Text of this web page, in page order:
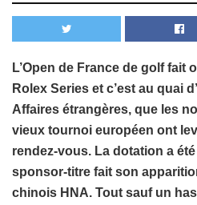
L’Open de France de golf fait
Rolex Series et c’est au quai
Affaires étrangères, que les
vieux tournoi européen ont
rendez-vous. La dotation a
sponsor-titre fait son
chinois HNA. Tout sauf un